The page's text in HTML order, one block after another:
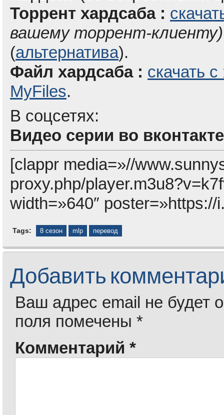
Торрент хардсаба :
вашему торрент-клиенту)
(альтернатива).
Файл хардсаба : скачать
MyFiles.
В соцсетях:
Видео серии во
[clappr media=»//
proxy.php/
width=»640″
Tags: 8 сезон mlp перевод
Добавить
Ваш адрес email не будет
поля помечены *
Комментарий *